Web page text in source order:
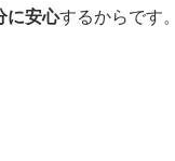
に安心するからです。